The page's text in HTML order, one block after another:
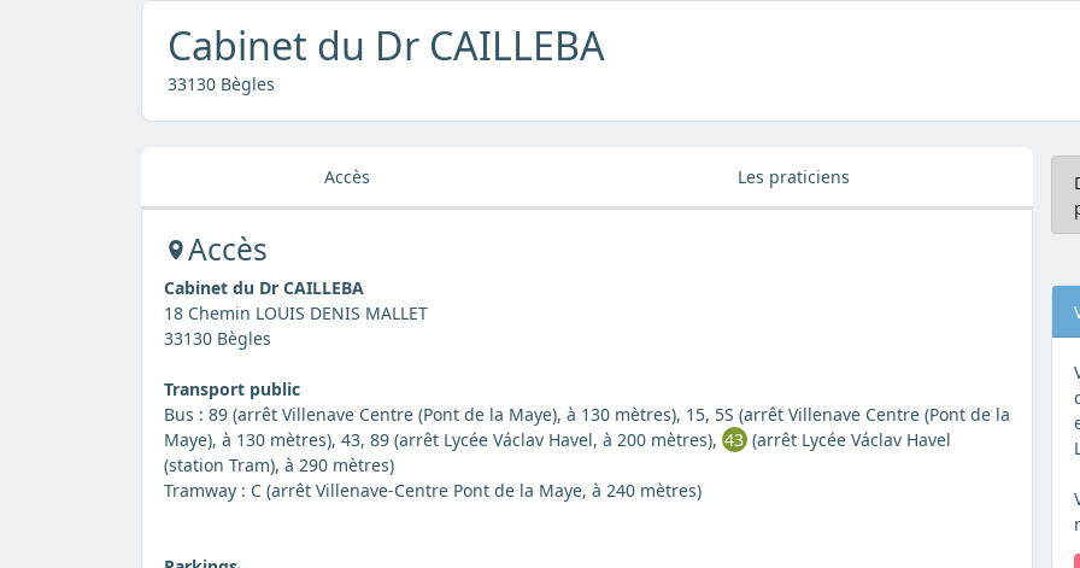
Cabinet du Dr CAILLEBA
33130 Bègles
Accès Les praticiens
Accès
Cabinet du Dr CAILLEBA
18 Chemin LOUIS DENIS MALLET
33130 Bègles
Transport public
Bus : 89 (arrêt Villenave Centre (Pont de la Maye), à 130 mètres), 15, 5S (arrêt Villenave Centre (Pont de la
Maye), à 130 mètres), 43, 89 (arrêt Lycée Václav Havel, à 200 mètres), 43(arrêt Lycée Václav Havel
(station Tram), à 290 mètres)
Tramway : C (arrêt Villenave-Centre Pont de la Maye, à 240 mètres)